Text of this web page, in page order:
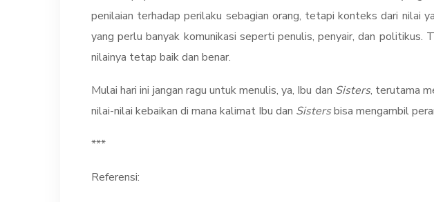
penilaian terhadap perilaku sebagian orang, tetapi konteks dari
yang perlu banyak komunikasi seperti penulis, penyair, dan
nilainya tetap baik dan benar.
Mulai hari ini jangan ragu untuk menulis, ya, Ibu dan Sisters, terutama
nilai-nilai kebaikan di mana kalimat Ibu dan Sistersbisa mengambil
***
Referensi: